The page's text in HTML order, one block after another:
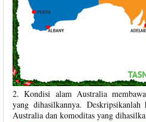
2. Kondisi alam Australia
yang dihasilkannya. Deskripsikanlah
Australia dan komoditas yang